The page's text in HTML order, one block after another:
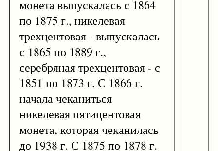
монета выпускалась с 1864
по 1875 г., никелевая
трехцентовая - выпускалась
с 1865 по 1889 г.,
серебряная трехцентовая - с
1851 по 1873 г. С 1866 г.
начала чеканиться
никелевая пятицентовая
монета, которая чеканилась
до 1938 г. С 1875 по 1878 г.